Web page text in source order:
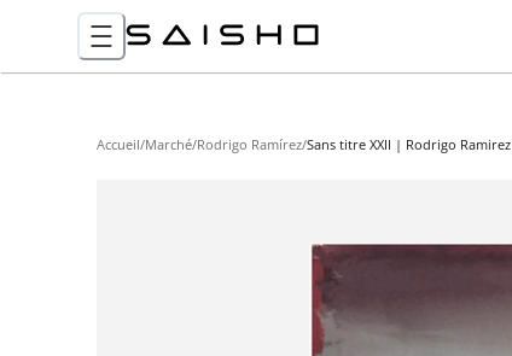
Accueil/Marché/Rodrigo Ramírez/Sans titre XXII | Rodrigo Ramirez